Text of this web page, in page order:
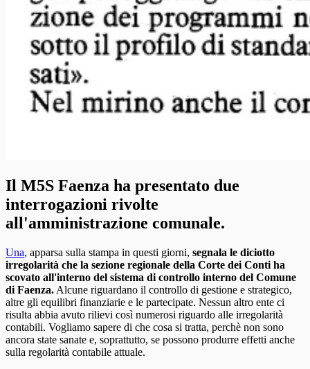
Il M5S Faenza ha presentato due
interrogazioni rivolte
all'amministrazione comunale.
Una, apparsa sulla stampa in questi giorni, segnala le diciotto
irregolarità che la sezione regionale della Corte dei Conti ha
scovato all'interno del sistema di controllo interno del Comune
di Faenza. Alcune riguardano il controllo di gestione e strategico,
altre gli equilibri finanziarie e le partecipate. Nessun altro ente ci
risulta abbia avuto rilievi così numerosi riguardo alle irregolarità
contabili. Vogliamo sapere di che cosa si tratta, perchè non sono
ancora state sanate e, soprattutto, se possono produrre effetti anche
sulla regolarità contabile attuale.